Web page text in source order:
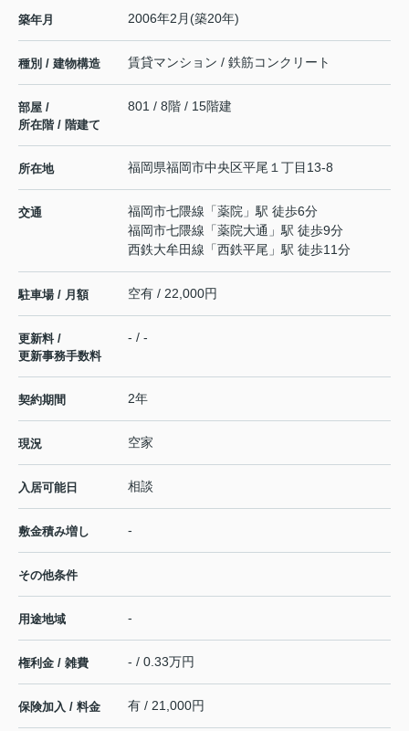
築年月 2006年2月(築20年)
種別 / 建物構造 賃貸マンション / 鉄筋コンクリート
部屋 /
所在階 / 階建て
801 / 8階 / 15階建
所在地 福岡県福岡市中央区平尾 １丁目13-8
交通 福岡市七隈線 「薬院 」駅 徒歩6分
福岡市七隈線 「薬院大通 」駅 徒歩9分
西鉄大牟田線 「西鉄平尾 」駅 徒歩11分
駐車場 / 月額 空有 / 22,000円
更新料 /
更新事務手数料
- / -
契約期間 2年
現況 空家
入居可能日 相談
敷金積み増し -
その他条件
用途地域 -
権利金 / 雑費 - / 0.33万円
保険加入 / 料金 有 / 21,000円